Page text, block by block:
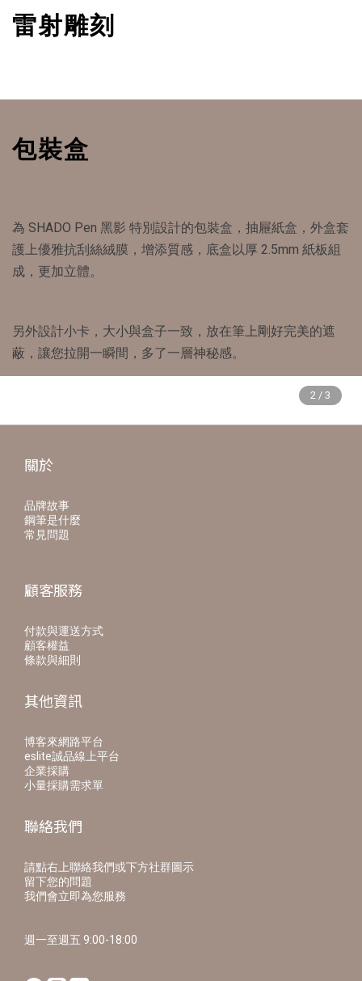
雷射雕刻
包裝盒
為 SHADO Pen 黑影 特別設計的包裝盒，抽屜紙盒，外盒套
護上優雅抗刮絲絨膜，增添質感，底盒以厚 2.5mm 紙板組
成，更加立體。
另外設計小卡，大小與盒子一致，放在筆上剛好完美的遮
蔽，讓您拉開一瞬間，多了一層神秘感。
關於
品牌故事
鋼筆是什麼
常見問題
顧客服務
付款與運送方式
顧客權益
條款與細則
其他資訊
博客來網路平台
eslite誠品線上平台
企業採購
小量採購需求單
聯絡我們
請點右上聯絡我們或下方社群圖示
留下您的問題
我們會立即為您服務
週一至週五 9:00-18:00